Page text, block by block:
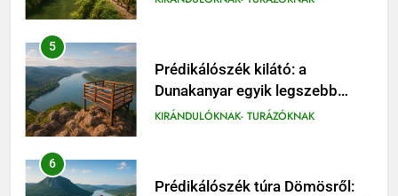
5
Prédikálószék kilátó: a
Dunakanyar egyik legszebb
panorámája
KIRÁNDULÓKNAK- TURÁZÓKNAK
6
Prédikálószék túra Dömösről: